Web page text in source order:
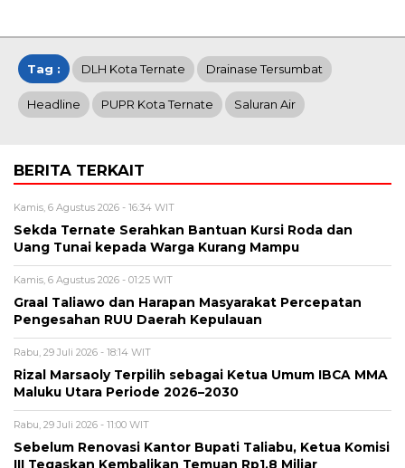
Tag : DLH Kota Ternate Drainase Tersumbat
Headline PUPR Kota Ternate Saluran Air
BERITA TERKAIT
Kamis, 6 Agustus 2026 - 16:34 WIT
Sekda Ternate Serahkan Bantuan Kursi Roda dan
Uang Tunai kepada Warga Kurang Mampu
Kamis, 6 Agustus 2026 - 01:25 WIT
Graal Taliawo dan Harapan Masyarakat Percepatan
Pengesahan RUU Daerah Kepulauan
Rabu, 29 Juli 2026 - 18:14 WIT
Rizal Marsaoly Terpilih sebagai Ketua Umum IBCA MMA
Maluku Utara Periode 2026–2030
Rabu, 29 Juli 2026 - 11:00 WIT
Sebelum Renovasi Kantor Bupati Taliabu, Ketua Komisi
III Tegaskan Kembalikan Temuan Rp1,8 Miliar